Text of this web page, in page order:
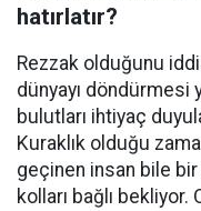
hatırlatır?
Rezzak olduğunu
dünyayı döndürmesi
bulutları ihtiyaç
Kuraklık olduğu
geçinen insan bile
kolları bağlı bekliyor.